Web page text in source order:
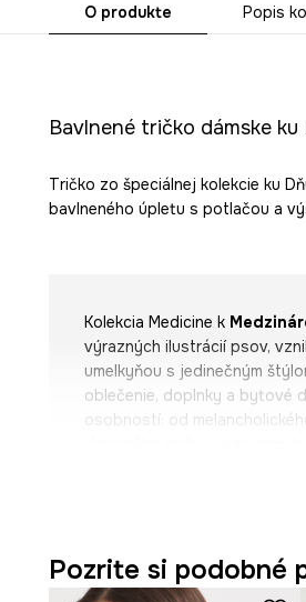
O produkte Popis
Bavlnené tričko dámske
Tričko zo špeciálnej kolekcie ku
bavlneného úpletu s potlačou a
Kolekcia Medicine k
výrazných ilustrácií psov,
umelkyňou s jedinečným
oblečenie, doplnky a bytové
osobností: od
knižných a tlačových
kulinárskych fotografii. Hoci
Pozrite si podobné